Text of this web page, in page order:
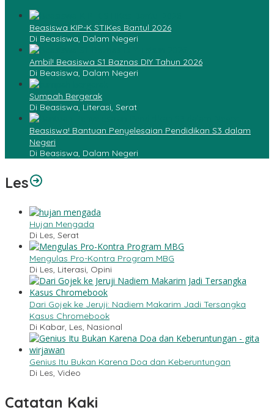
Beasiswa KIP-K STIKes Bantul 2026
Di Beasiswa, Dalam Negeri
Ambil! Beasiswa S1 Baznas DIY Tahun 2026
Di Beasiswa, Dalam Negeri
Sumpah Bergerak
Di Beasiswa, Literasi, Serat
Beasiswa! Bantuan Penyelesaian Pendidikan S3 dalam
Negeri
Di Beasiswa, Dalam Negeri
Les
Hujan Mengada
Di Les, Serat
Mengulas Pro-Kontra Program MBG
Di Les, Literasi, Opini
Dari Gojek ke Jeruji: Nadiem Makarim Jadi Tersangka
Kasus Chromebook
Di Kabar, Les, Nasional
Genius Itu Bukan Karena Doa dan Keberuntungan
Di Les, Video
Catatan Kaki